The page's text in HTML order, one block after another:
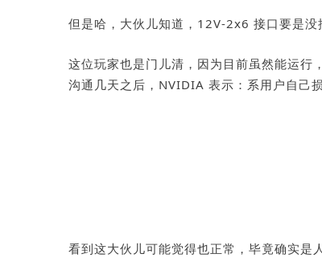
但是哈，大伙儿知道，12V-2x6 接口要是没
这位玩家也是门儿清，因为目前虽然能运行
沟通几天之后，NVIDIA 表示：系用户自己
看到这大伙儿可能觉得也正常，毕竟确实是